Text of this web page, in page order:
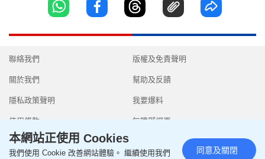
聯絡我們
關於我們
隱私政策聲明
使用條款
版權及免責聲明
幫助及反饋
我要爆料
無障礙網頁
本網站正使用 Cookies
我們使用 Cookie 改善網站體驗。 繼續使用我們 同意及關閉